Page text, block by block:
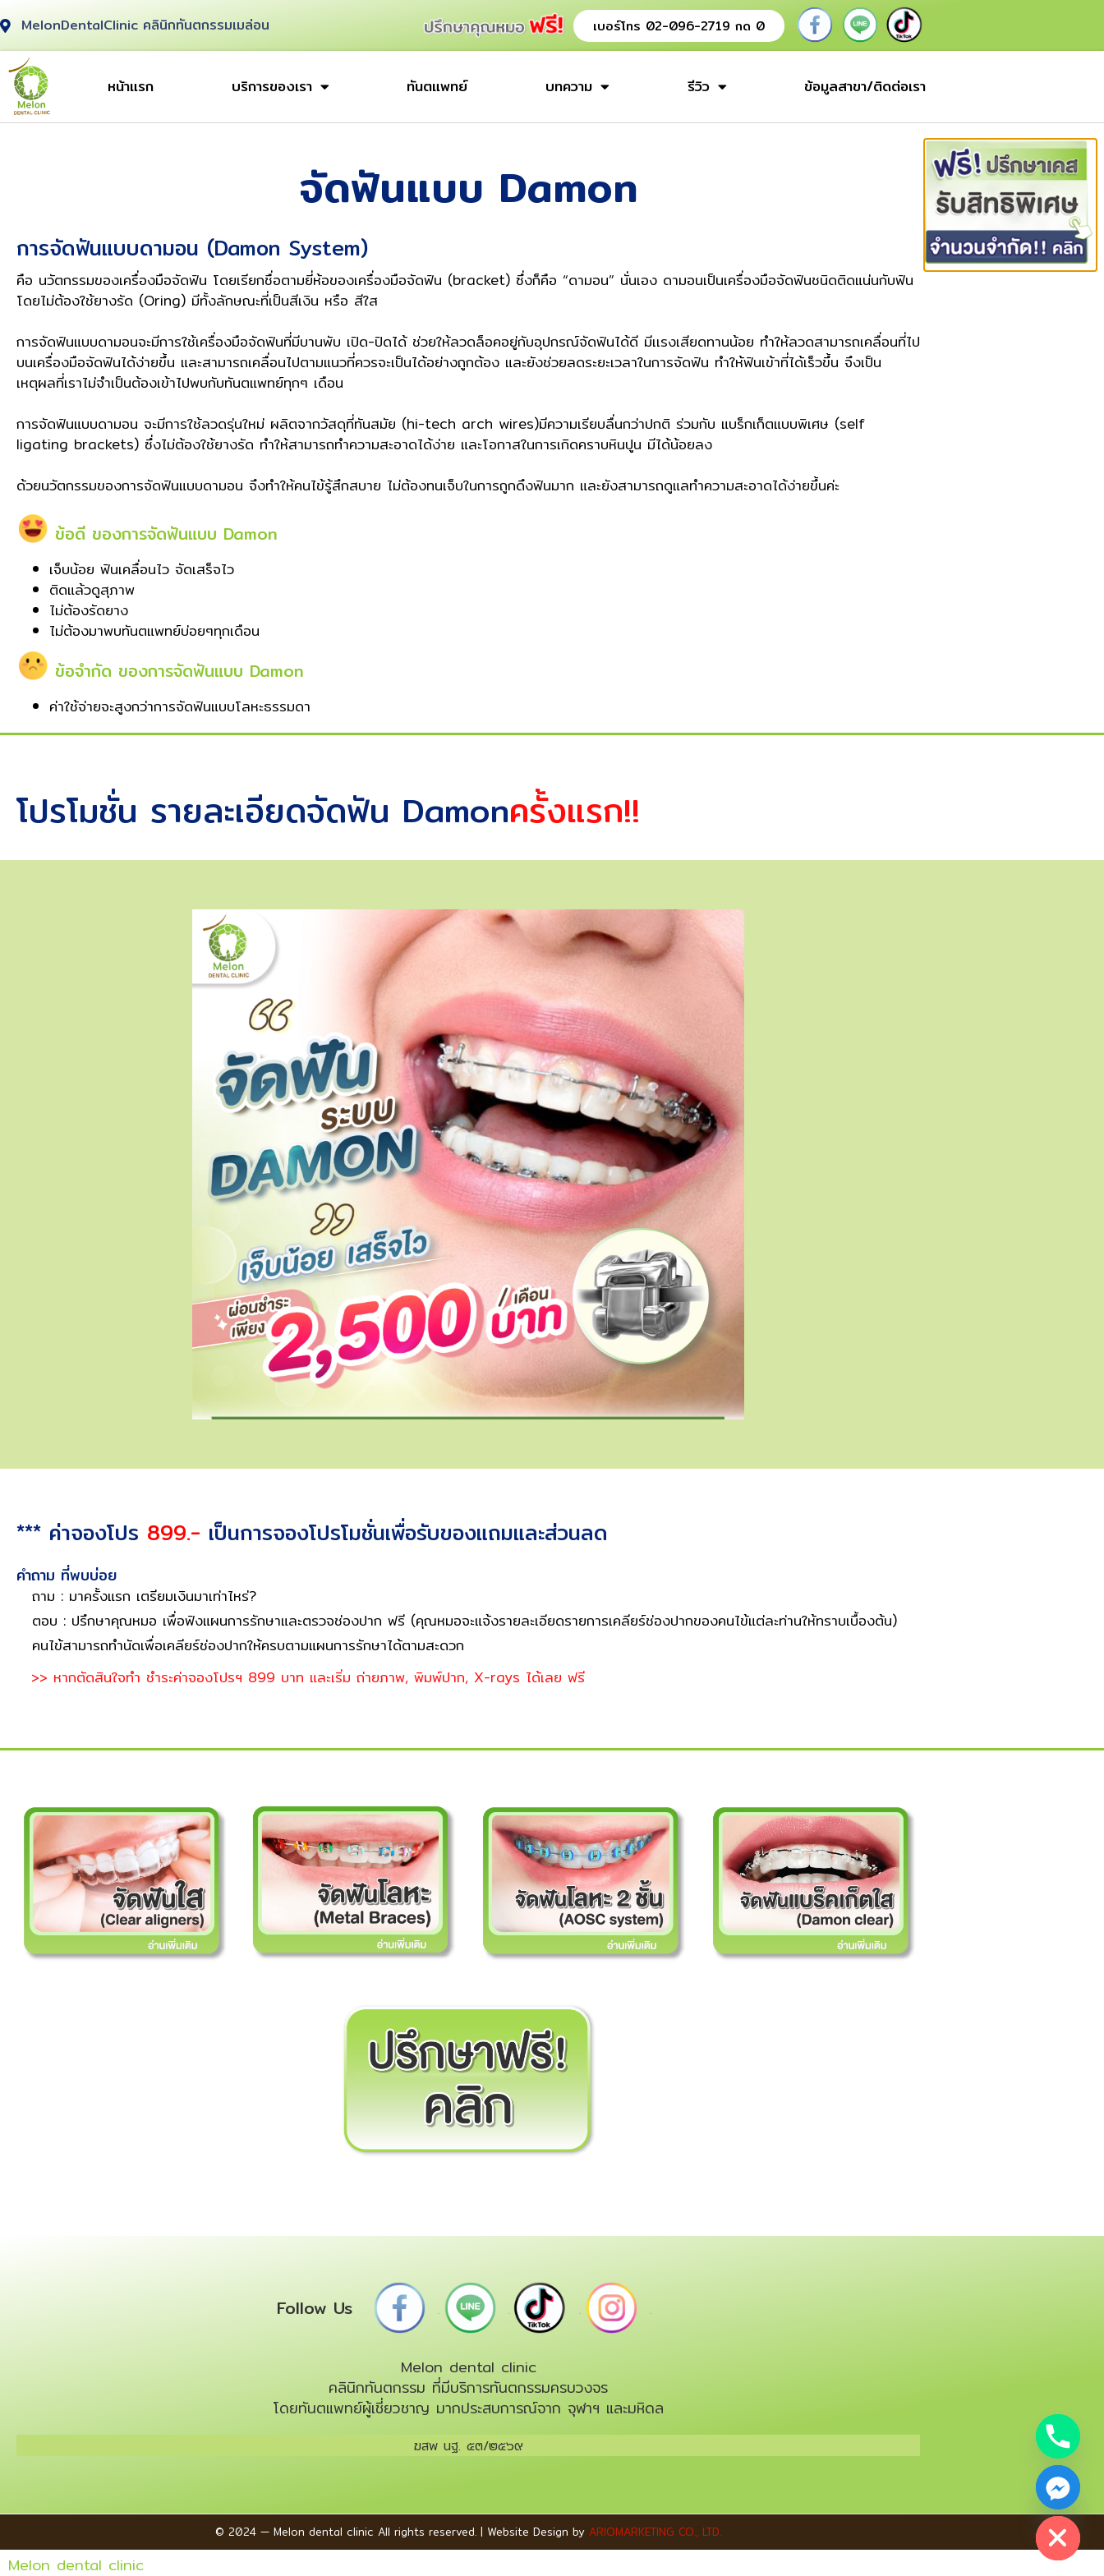
MelonDentalClinic คลินิกทันตกรรมเมล่อน เบอร์โทร 02-096-2719 กด 0 . . .
หน้าแรก บริการของเรา ทันตแพทย์ บทความ รีวิว ข้อมูลสาขา/ติดต่อเรา
จัดฟันแบบ Damon
การจัดฟันแบบดามอน (Damon System)
คือ นวัตกรรมของเครื่องมือจัดฟัน โดยเรียกชื่อตามยี่ห้อของเครื่องมือจัดฟัน (bracket) ซึ่งก็คือ “ดามอน” นั่นเอง ดามอนเป็นเครื่องมือจัดฟันชนิดติดแน่นกับฟัน
โดยไม่ต้องใช้ยางรัด (Oring) มีทั้งลักษณะที่เป็นสีเงิน หรือ สีใส
การจัดฟันแบบดามอนจะมีการใช้เครื่องมือจัดฟันที่มีบานพับ เปิด-ปิดได้ ช่วยให้ลวดล็อคอยู่กับอุปกรณ์จัดฟันได้ดี มีเเรงเสียดทานน้อย ทำให้ลวดสามารถเคลื่อนที่ไป
บนเครื่องมือจัดฟันได้ง่ายขึ้น และสามารถเคลื่อนไปตามแนวที่ควรจะเป็นได้อย่างถูกต้อง และยังช่วยลดระยะเวลาในการจัดฟัน ทำให้ฟันเข้าที่ได้เร็วขึ้น จึงเป็น
เหตุผลที่เราไม่จำเป็นต้องเข้าไปพบกับทันตแพทย์ทุกๆ เดือน
การจัดฟันแบบดามอน จะมีการใช้ลวดรุ่นใหม่ ผลิตจากวัสดุที่ทันสมัย (hi-tech arch wires)มีความเรียบลื่นกว่าปกติ ร่วมกับ แบร็กเก็ตแบบพิเศษ (self
ligating brackets) ซึ่งไม่ต้องใช้ยางรัด ทำให้สามารถทำความสะอาดได้ง่าย และโอกาสในการเกิดคราบหินปูน มีได้น้อยลง
ด้วยนวัตกรรมของการจัดฟันแบบดามอน จึงทำให้คนไข้รู้สึกสบาย ไม่ต้องทนเจ็บในการถูกดึงฟันมาก และยังสามารถดูแลทำความสะอาดได้ง่ายขึ้นค่ะ
ข้อดี ของการจัดฟันแบบ Damon
เจ็บน้อย ฟันเคลื่อนไว จัดเสร็จไว
ติดแล้วดูสุภาพ
ไม่ต้องรัดยาง
ไม่ต้องมาพบทันตแพทย์บ่อยๆทุกเดือน
ข้อจำกัด ของการจัดฟันแบบ Damon
ค่าใช้จ่ายจะสูงกว่าการจัดฟันแบบโลหะธรรมดา
โปรโมชั่น รายละเอียดจัดฟัน Damonครั้งแรก!!
*** ค่าจองโปร 899.- เป็นการจองโปรโมชั่นเพื่อรับของแถมและส่วนลด
คำถาม ที่พบบ่อย
ถาม : มาครั้งแรก เตรียมเงินมาเท่าไหร่?
ตอบ : ปรึกษาคุณหมอ เพื่อฟังแผนการรักษาและตรวจช่องปาก ฟรี (คุณหมอจะแจ้งรายละเอียดรายการเคลียร์ช่องปากของคนไข้แต่ละท่านให้ทราบเบื้องต้น)
คนไข้สามารถทำนัดเพื่อเคลียร์ช่องปากให้ครบตามแผนการรักษาได้ตามสะดวก
>> หากตัดสินใจทำ ชำระค่าจองโปรฯ 899 บาท และเริ่ม ถ่ายภาพ, พิมพ์ปาก, X-rays ได้เลย ฟรี
Follow Us . . . .
Melon dental clinic
คลินิกทันตกรรม ที่มีบริการทันตกรรมครบวงจร
โดยทันตแพทย์ผู้เชี่ยวชาญ มากประสบการณ์จาก จุฬาฯ และมหิดล
ฆสพ นฐ. ๕๓/๒๕๖๙
© 2024 — Melon dental clinic All rights reserved. | Website Design by ARIOMARKETING CO., LTD.
Melon dental clinic
Hide chaty